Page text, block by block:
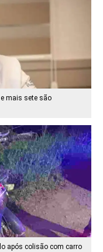
e mais sete são
após colisão com carro